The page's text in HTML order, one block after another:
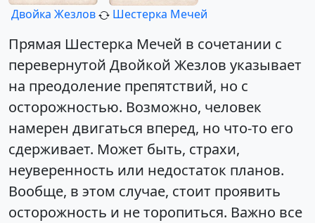
Двойка Жезлов Шестерка Мечей
Прямая Шестерка Мечей в сочетании с
перевернутой Двойкой Жезлов указывает
на преодоление препятствий, но с
осторожностью. Возможно, человек
намерен двигаться вперед, но что-то его
сдерживает. Может быть, страхи,
неуверенность или недостаток планов.
Вообще, в этом случае, стоит проявить
осторожность и не торопиться. Важно все